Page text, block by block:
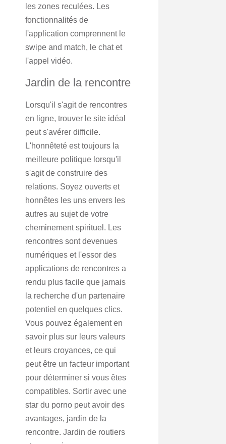
les zones reculées. Les
fonctionnalités de
l'application comprennent le
swipe and match, le chat et
l'appel vidéo.
Jardin de la rencontre
Lorsqu'il s'agit de rencontres
en ligne, trouver le site idéal
peut s'avérer difficile.
L'honnêteté est toujours la
meilleure politique lorsqu'il
s'agit de construire des
relations. Soyez ouverts et
honnêtes les uns envers les
autres au sujet de votre
cheminement spirituel. Les
rencontres sont devenues
numériques et l'essor des
applications de rencontres a
rendu plus facile que jamais
la recherche d'un partenaire
potentiel en quelques clics.
Vous pouvez également en
savoir plus sur leurs valeurs
et leurs croyances, ce qui
peut être un facteur important
pour déterminer si vous êtes
compatibles. Sortir avec une
star du porno peut avoir des
avantages, jardin de la
rencontre. Jardin de routiers